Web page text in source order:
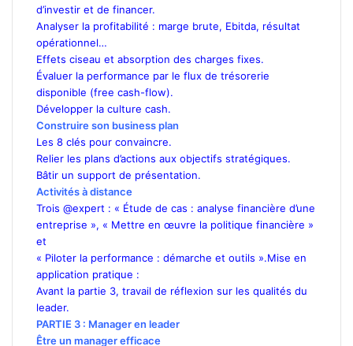
d’investir et de financer.
Analyser la profitabilité : marge brute, Ebitda, résultat
opérationnel…
Effets ciseau et absorption des charges fixes.
Évaluer la performance par le flux de trésorerie
disponible (free cash-flow).
Développer la culture cash.
Construire son business plan
Les 8 clés pour convaincre.
Relier les plans d’actions aux objectifs stratégiques.
Bâtir un support de présentation.
Activités à distance
Trois @expert : « Étude de cas : analyse financière d’une
entreprise », « Mettre en œuvre la politique financière »
et
« Piloter la performance : démarche et outils ».Mise en
application pratique :
Avant la partie 3, travail de réflexion sur les qualités du
leader.
PARTIE 3 : Manager en leader
Être un manager efficace